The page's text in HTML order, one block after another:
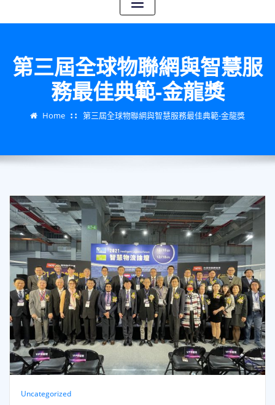
第三屆全球物聯網與智慧服
務最佳典範-金龍獎
Home 第三屆全球物聯網與智慧服務最佳典範-金龍獎
Uncategorized